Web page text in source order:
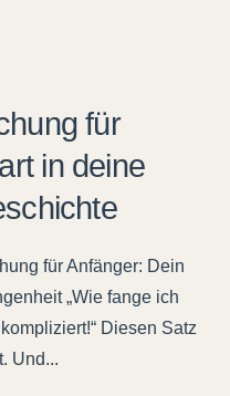
für
in deine
für Anfänger: Dein
„Wie fange ich
Diesen Satz
Und...